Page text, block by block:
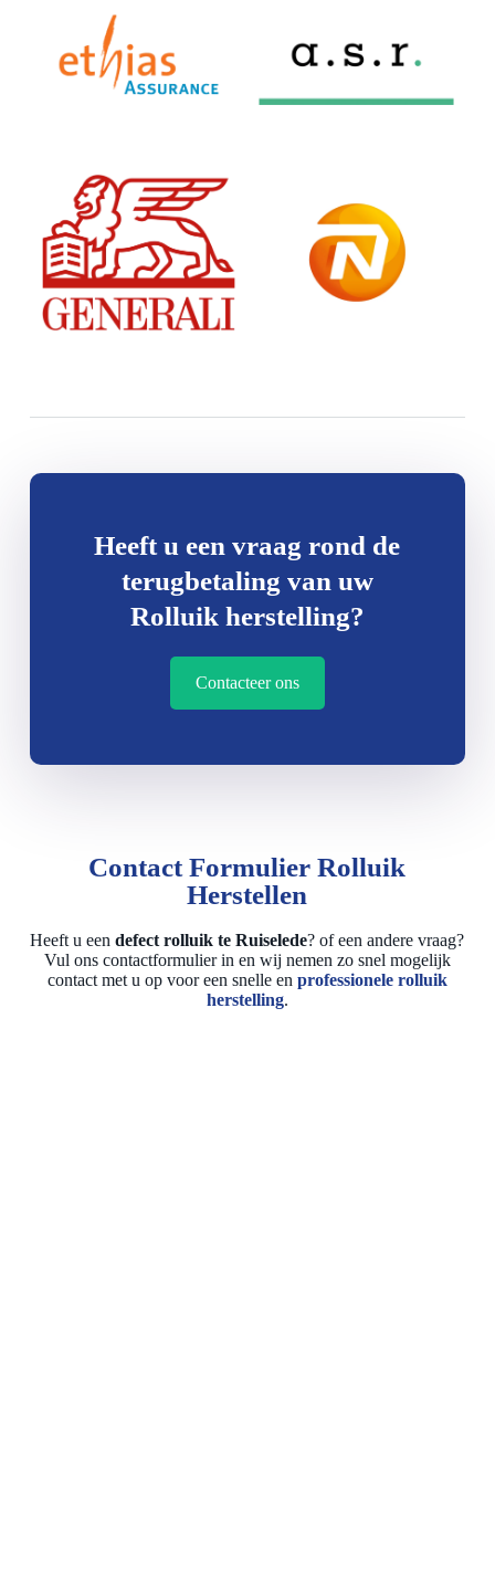
Heeft u een vraag rond de
terugbetaling van uw
Rolluik herstelling?
Contacteer ons
Contact Formulier Rolluik
Herstellen
Heeft u eendefect rolluik te Ruiselede? of een andere vraag?
Vul ons contactformulier in en wij nemen zo snel mogelijk
contact met u op voor een snelle en professionele rolluik
herstelling.